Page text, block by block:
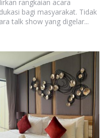
rangkaian acara
bagi masyarakat. Tidak
talk show yang digelar...